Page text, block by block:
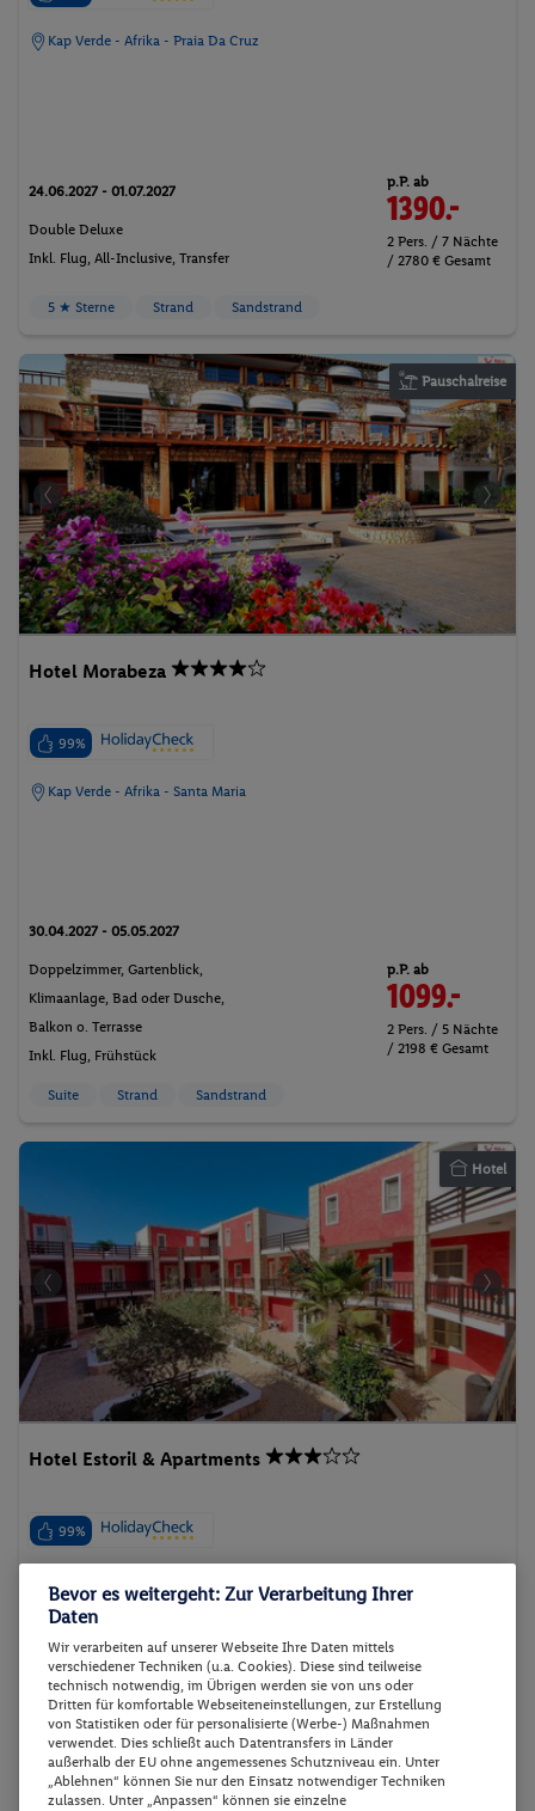
Kap Verde - Afrika - Praia Da Cruz
24.06.2027 - 01.07.2027
Double Deluxe
Inkl. Flug, All-Inclusive , Transfer
p.P. ab
1390.-
2 Pers. / 7 Nächte
/ 2780 € Gesamt
5 ★ Sterne Strand Sandstrand
Pauschalreise
Hotel Morabeza
99%
Kap Verde - Afrika - Santa Maria
30.04.2027 - 05.05.2027
Doppelzimmer, Gartenblick,
Klimaanlage, Bad oder Dusche,
Balkon o. Terrasse
Inkl. Flug, Frühstück
p.P. ab
1099.-
2 Pers. / 5 Nächte
/ 2198 € Gesamt
Suite Strand Sandstrand
Hotel
Hotel Estoril & Apartments
99%
03.05.2027 - 06.05.2027
Doppel Standard Zimmer
Frühstück
p.P. ab
137.-
2 Pers. / 3 Nächte
Bevor es weitergeht: Zur Verarbeitung Ihrer
Daten
Wir verarbeiten auf unserer Webseite Ihre Daten mittels
verschiedener Techniken (u.a. Cookies). Diese sind teilweise
technisch notwendig, im Übrigen werden sie von uns oder
Dritten für komfortable Webseiteneinstellungen, zur Erstellung
von Statistiken oder für personalisierte (Werbe-) Maßnahmen
verwendet. Dies schließt auch Datentransfers in Länder
außerhalb der EU ohne angemessenes Schutzniveau ein. Unter
„Ablehnen“ können Sie nur den Einsatz notwendiger Techniken
zulassen. Unter „Anpassen“ können sie einzelne